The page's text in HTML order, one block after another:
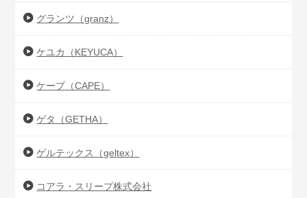
グランツ（granz）
ケユカ（KEYUCA）
ケープ（CAPE）
ゲタ（GETHA）
ゲルテックス（geltex）
コアラ・スリープ株式会社